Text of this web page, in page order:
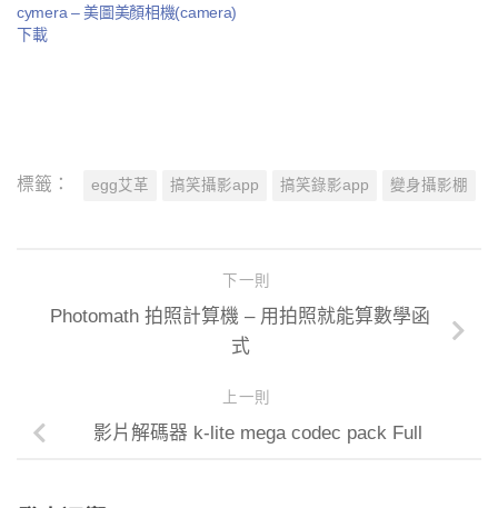
cymera – 美圖美顏相機(camera)
下載
標籤： egg艾革 搞笑攝影app 搞笑錄影app 變身攝影棚
下一則
Photomath 拍照計算機 – 用拍照就能算數學函
式
上一則
影片解碼器 k-lite mega codec pack Full